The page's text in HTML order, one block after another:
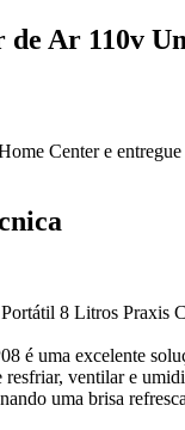
Ar 110v
Centere
8 Litros Praxis
é uma excelente
resfriar, ventilar e
uma brisa